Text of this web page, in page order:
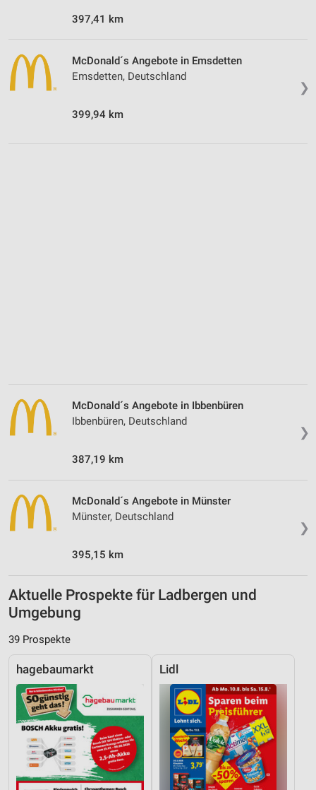
397,41 km
❯
McDonald´s Angebote in Emsdetten
Emsdetten, Deutschland
399,94 km
❯
McDonald´s Angebote in Ibbenbüren
Ibbenbüren, Deutschland
387,19 km
❯
McDonald´s Angebote in Münster
Münster, Deutschland
395,15 km
Aktuelle Prospekte für Ladbergen und
Umgebung
39 Prospekte
hagebaumarkt Lidl